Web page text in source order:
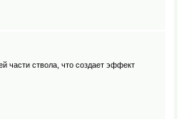
части ствола, что создает эффект